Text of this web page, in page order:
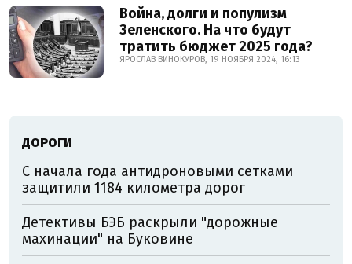
Война, долги и популизм
Зеленского. На что будут
тратить бюджет 2025 года?
ЯРОСЛАВ ВИНОКУРОВ, 19 НОЯБРЯ 2024, 16:13
ДОРОГИ
С начала года антидроновыми сетками
защитили 1184 километра дорог
Детективы БЭБ раскрыли "дорожные
махинации" на Буковине